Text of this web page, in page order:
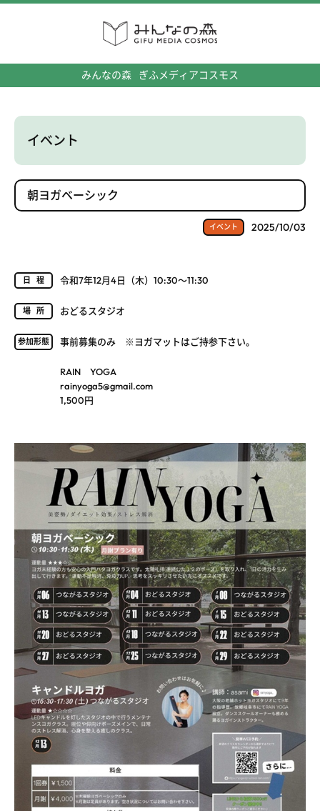
みんなの森 ぎふメディアコスモス
イベント
朝ヨガベーシック
イベント 2025/10/03
日程 令和7年12月4日（木）10:30～11:30
場所 おどるスタジオ
参加形態 事前募集のみ ※ヨガマットはご持参下さい。
RAIN YOGA
rainyoga5@gmail.com
1,500円